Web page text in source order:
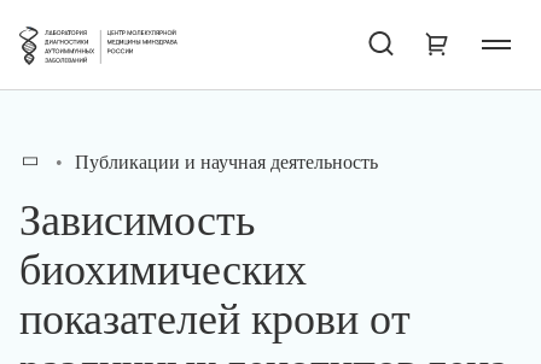
Публикации и научная деятельность
Зависимость
биохимических
показателей крови от